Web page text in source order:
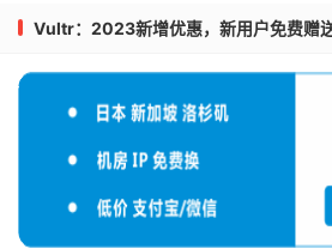
Vultr：2023新增优惠，新用户免费赠